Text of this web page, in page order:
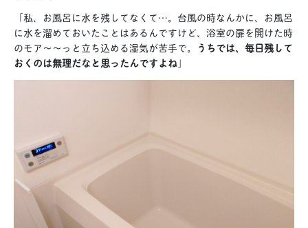
「私、お風呂に水を残してなくて…。台風の時なんかに、お風呂
に水を溜めておいたことはあるんですけど、浴室の扉を開けた時
のモア〜〜っと立ち込める湿気が苦手で。
うちでは、毎日残して
おくのは無理だなと思ったんですよね」